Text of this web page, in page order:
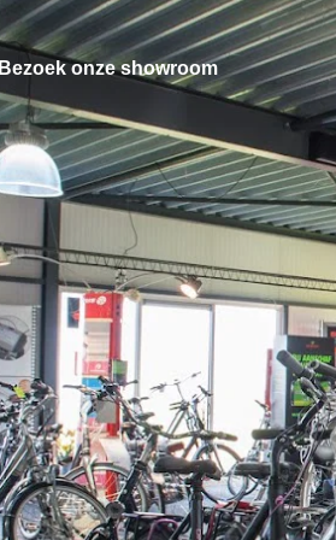
Bezoek onze showroom